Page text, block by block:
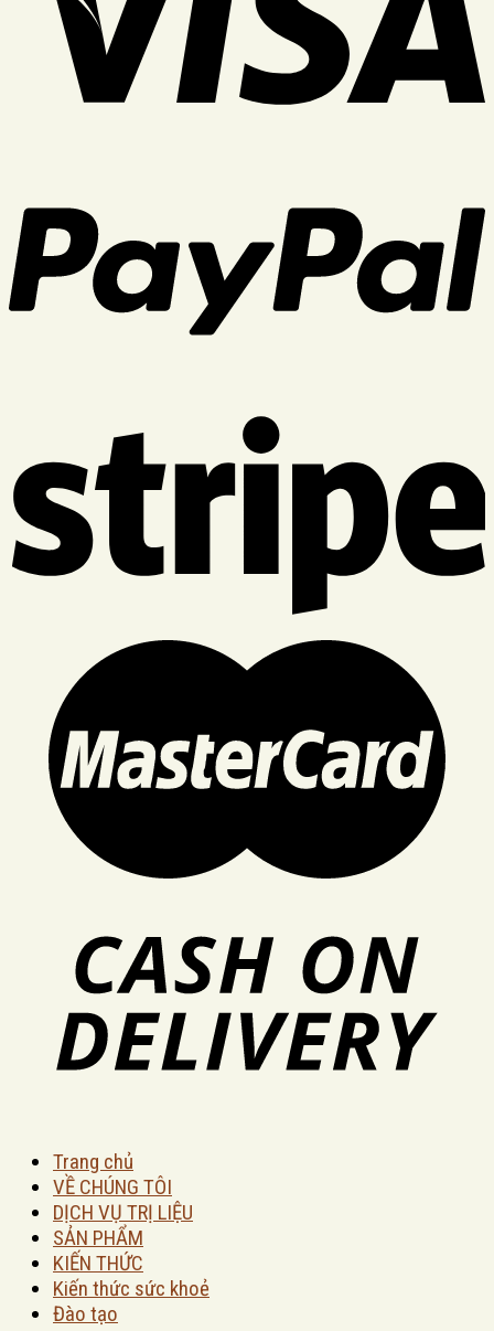
Trang chủ
VỀ CHÚNG TÔI
DỊCH VỤ TRỊ LIỆU
SẢN PHẨM
KIẾN THỨC
Kiến thức sức khoẻ
Đào tạo